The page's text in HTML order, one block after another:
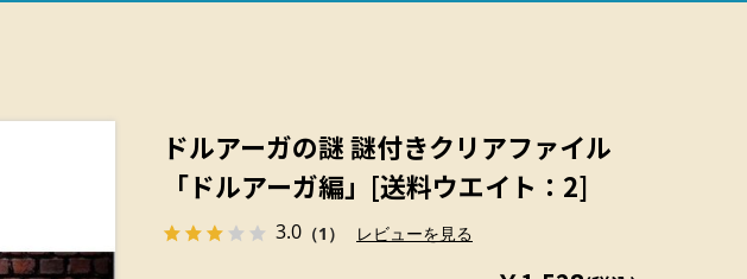
ドルアーガの謎 謎付きクリアファイル
「ドルアーガ編」[送料ウエイト：2]
3.0 （1） レビューを見る